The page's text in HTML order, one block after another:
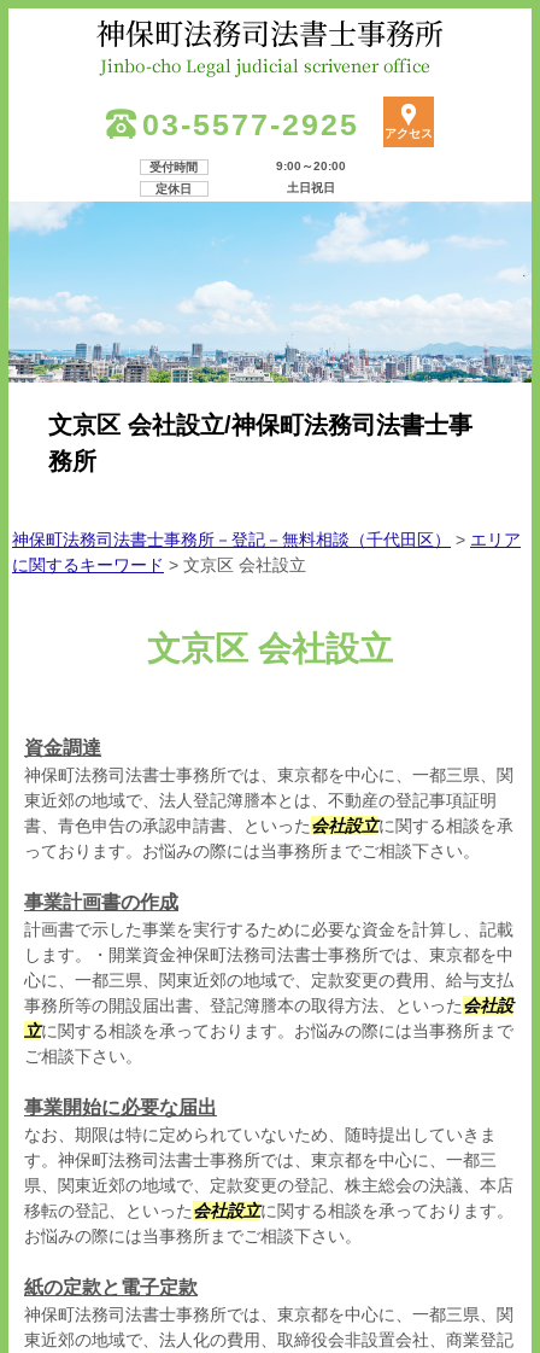
03-5577-2925 アクセス
受付時間
9:00～20:00
定休日
土日祝日
文京区 会社設立/神保町法務司法書士事
務所
神保町法務司法書士事務所－登記－無料相談（千代田区） > エリア
に関するキーワード > 文京区 会社設立
文京区 会社設立
資金調達
神保町法務司法書士事務所では、東京都を中心に、一都三県、関
東近郊の地域で、法人登記簿謄本とは、不動産の登記事項証明
書、青色申告の承認申請書、といった会社設立に関する相談を承
っております。お悩みの際には当事務所までご相談下さい。
事業計画書の作成
計画書で示した事業を実行するために必要な資金を計算し、記載
します。・開業資金神保町法務司法書士事務所では、東京都を中
心に、一都三県、関東近郊の地域で、定款変更の費用、給与支払
事務所等の開設届出書、登記簿謄本の取得方法、といった会社設
立に関する相談を承っております。お悩みの際には当事務所まで
ご相談下さい。
事業開始に必要な届出
なお、期限は特に定められていないため、随時提出していきま
す。神保町法務司法書士事務所では、東京都を中心に、一都三
県、関東近郊の地域で、定款変更の登記、株主総会の決議、本店
移転の登記、といった会社設立に関する相談を承っております。
お悩みの際には当事務所までご相談下さい。
紙の定款と電子定款
神保町法務司法書士事務所では、東京都を中心に、一都三県、関
東近郊の地域で、法人化の費用、取締役会非設置会社、商業登記